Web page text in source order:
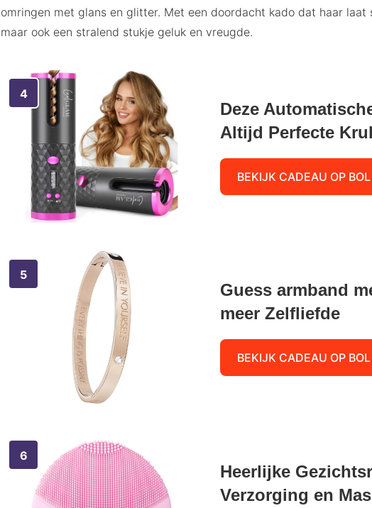
omringen met glans en glitter. Met een doordacht kado dat haar
maar ook een stralend stukje geluk en vreugde.
Deze
Altijd Perfecte
BEKIJK CADEAU OP BOL
Guess armband
meer Zelfliefde
BEKIJK CADEAU OP BOL
Heerlijke
Verzorging en